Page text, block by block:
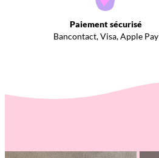
Paiement sécurisé
Bancontact, Visa, Apple Pay